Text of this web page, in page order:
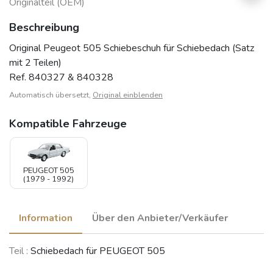
Beschreibung
Original Peugeot 505 Schiebeschuh für Schiebedach (Satz
mit 2 Teilen)
Ref. 840327 & 840328
Automatisch übersetzt, Original einblenden
Kompatible Fahrzeuge
PEUGEOT 505
(1979 - 1992)
Information Über den Anbieter/Verkäufer
Teil : Schiebedach für PEUGEOT 505